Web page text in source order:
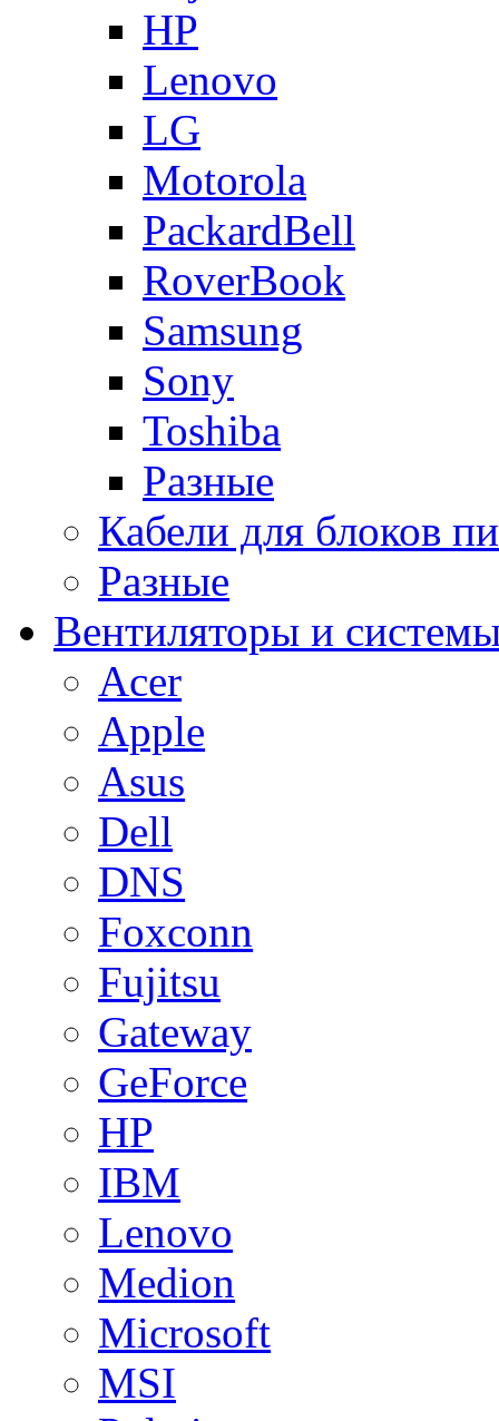
HP
Lenovo
LG
Motorola
PackardBell
RoverBook
Samsung
Sony
Toshiba
Разные
Кабели для блоков
Разные
Вентиляторы и
Acer
Apple
Asus
Dell
DNS
Foxconn
Fujitsu
Gateway
GeForce
HP
IBM
Lenovo
Medion
Microsoft
MSI